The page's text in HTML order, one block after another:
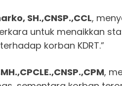
SH.,CNSP.,CCL,
untuk menaikkan
korban KDRT.”
,